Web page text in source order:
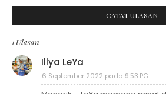
CATAT ULASAN
1 Ulasan
Illya LeYa
6 September 2022 pada 9:53 PG